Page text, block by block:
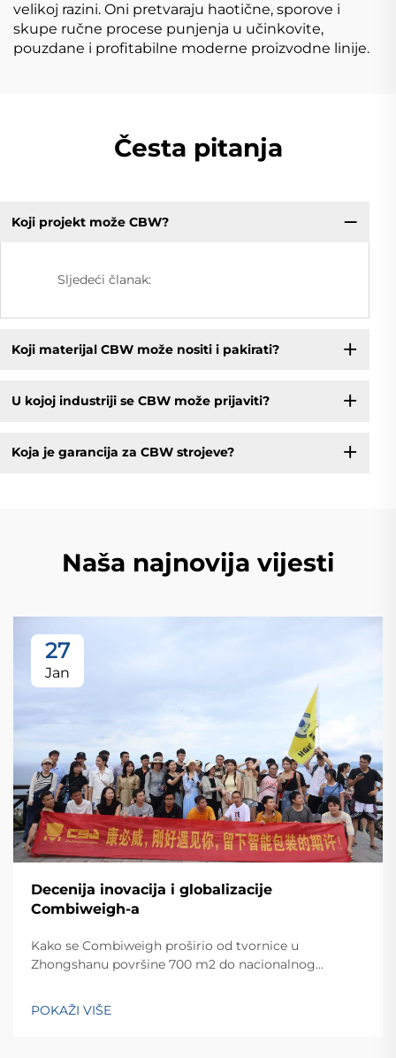
velikoj razini. Oni pretvaraju haotične, sporove i
skupe ručne procese punjenja u učinkovite,
pouzdane i profitabilne moderne proizvodne linije.
Česta pitanja
Koji projekt može CBW?
Sljedeći članak:
Koji materijal CBW može nositi i pakirati?
U kojoj industriji se CBW može prijaviti?
Koja je garancija za CBW strojeve?
Naša najnovija vijesti
27
Jan
Decenija inovacija i globalizacije
Combiweigh-a
Kako se Combiweigh proširio od tvornice u
Zhongshanu površine 700 m2 do nacionalnog
zemalja. Otkrijte njihova inteligentna rješenja za
tehtanjezažali globalnu konsultaciju OEM/ODM-a još
POKAŽI VIŠE